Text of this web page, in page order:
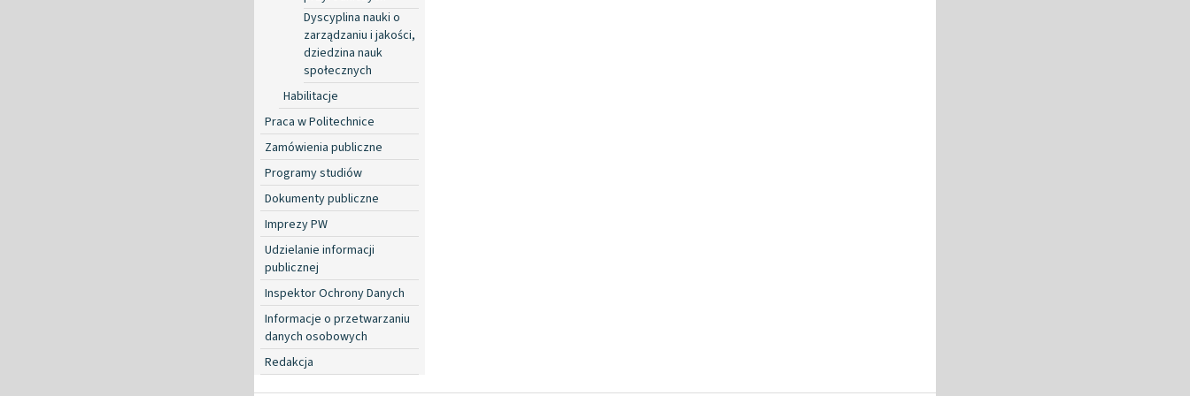
Dyscyplina nauki o
zarządzaniu i jakości,
dziedzina nauk
społecznych
Habilitacje
Praca w Politechnice
Zamówienia publiczne
Programy studiów
Dokumenty publiczne
Imprezy PW
Udzielanie informacji
publicznej
Inspektor Ochrony Danych
Informacje o przetwarzaniu
danych osobowych
Redakcja